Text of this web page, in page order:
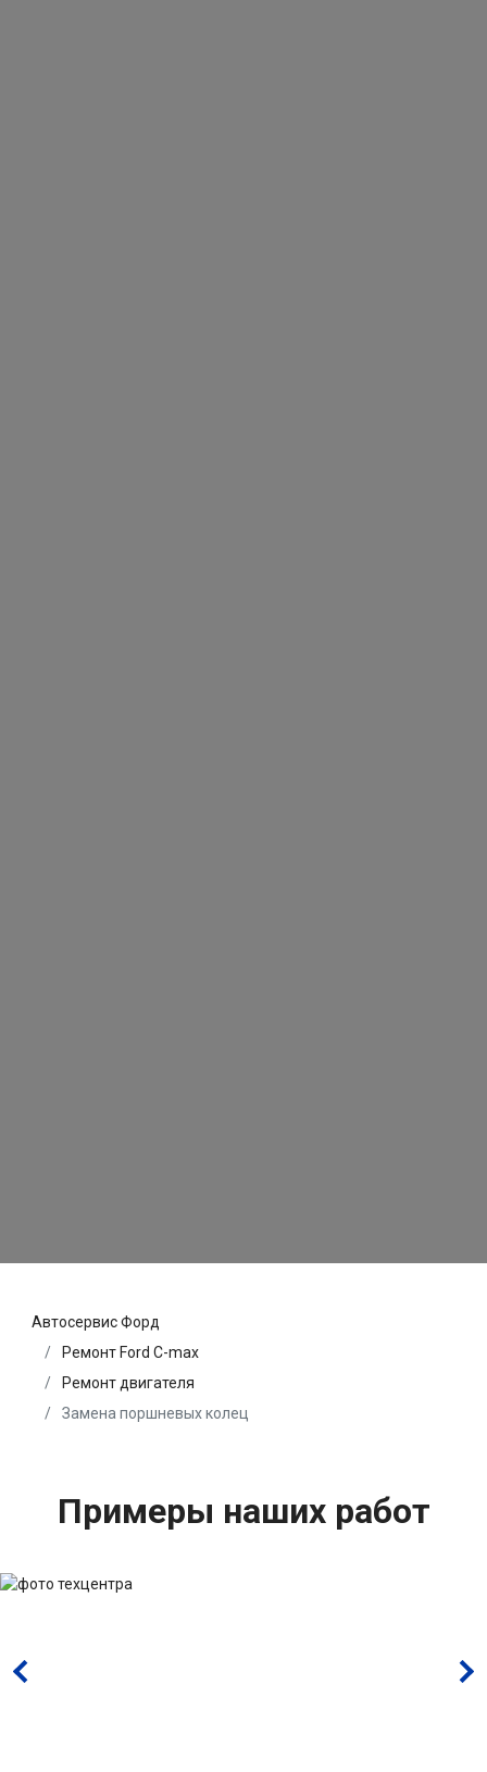
Автосервис Форд
Ремонт Ford C-max
Ремонт двигателя
Замена поршневых колец
Примеры наших работ